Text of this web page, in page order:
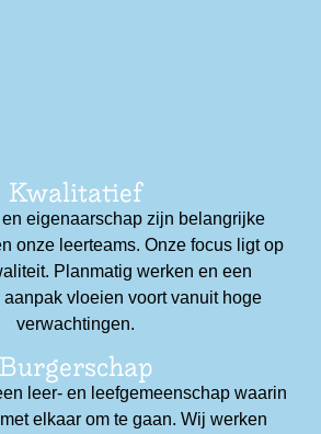
Kwalitatief
eigenaarschap zijn belangrijke
onze leerteams. Onze focus ligt op
Planmatig werken en een
vloeien voort vanuit hoge
verwachtingen.
Burgerschap
leer- en leefgemeenschap waarin
elkaar om te gaan. Wij werken